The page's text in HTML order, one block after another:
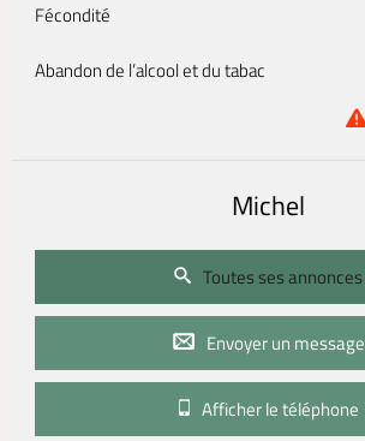
Fécondité
Abandon de l’alcool et du tabac
Michel
Toutes ses annonces
Envoyer un message
Afficher le téléphone